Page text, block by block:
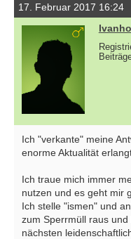
17. Februar 2017 16:24
Ich "verkante" meine
enorme Aktualität
Ich traue mich immer
nutzen und es geht mir
Ich stelle "ismen" und
zum Sperrmüll raus
nächsten